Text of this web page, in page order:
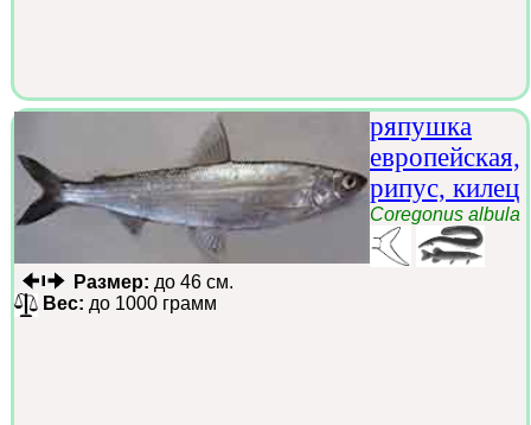
ряпушка
европейская,
рипус, килец
Coregonus albula
Размер: до 46 см.
Вес: до 1000 грамм